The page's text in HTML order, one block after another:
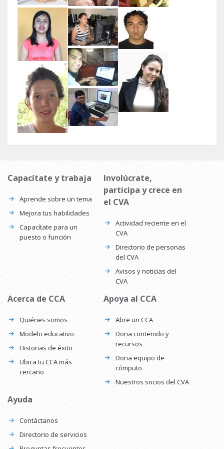
Leidylen Brigidose unió a laComunidad Virtual
de Aprendizaje
1 día 12 horas
Capacítate y trabaja
Aprende sobre un tema
Mejora tus habilidades
Capacítate para un
puesto o función
Involúcrate,
participa y crece en
el CVA
Actividad reciente en el
CVA
Directorio de personas
del CVA
Avisos y noticias del
CVA
Acerca de CCA
Quiénes somos
Modelo educativo
Historias de éxito
Ubica tu CCA más
cercano
Apoya al CCA
Abre un CCA
Dona contenido y
recursos
Dona equipo de
cómputo
Nuestros socios del CVA
Ayuda
Contáctanos
Directorio de servicios